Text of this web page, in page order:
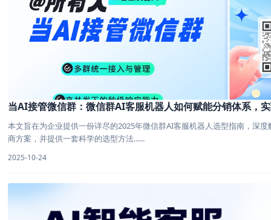
当AI接管微信群：微信群AI客服机器人如何赋能分销体系，
本文旨在为企业提供一份详尽的2025年微信群AI客服机器人选型指南，深
商方案，并提供一套科学的选型方法......
2025-10-24